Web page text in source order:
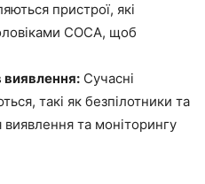
пристрої, які
COCA, щоб
виявлення: Сучасні
такі як безпілотники та
та моніторингу